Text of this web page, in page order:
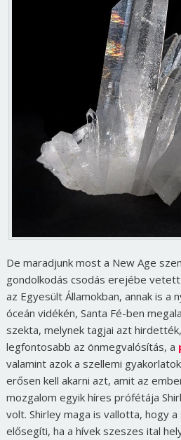
De maradjunk most a New Age
gondolkodás csodás erejébe
az Egyesült Államokban, annak is a
óceán vidékén, Santa Fé-ben
szekta, melynek tagjai azt
legfontosabb az önmegvalósítás, a
valamint azok a szellemi
erősen kell akarni azt, amit az
mozgalom egyik híres prófétája
volt. Shirley maga is vallotta, hogy
elősegíti, ha a hívek szeszes ital